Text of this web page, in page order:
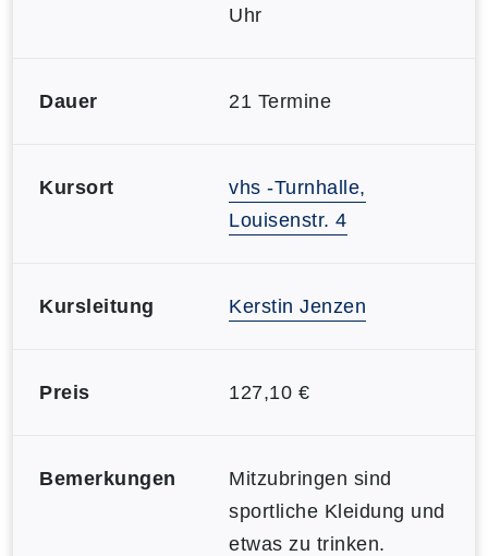
Uhr
Dauer 21 Termine
Kursort
vhs -Turnhalle,
Louisenstr. 4
Kursleitung Kerstin Jenzen
Preis 127,10 €
Bemerkungen
Mitzubringen sind
sportliche Kleidung und
etwas zu trinken.